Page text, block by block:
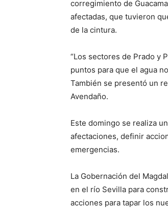
corregimiento de
afectadas, que tuvieron
de la cintura.
“Los sectores de Prado y
puntos para que el agua
También se presentó un
Avendaño.
Este domingo se realiza
afectaciones, definir
emergencias.
La Gobernación del
en el río Sevilla para
acciones para tapar los